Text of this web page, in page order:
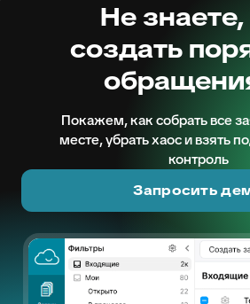
Не знаете,
создать
Покажем, как собрать все
месте, убрать хаос и взять
контроль
Запросить